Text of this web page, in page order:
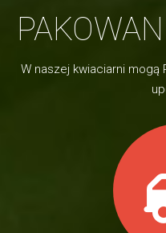
W naszej kwiaciarni